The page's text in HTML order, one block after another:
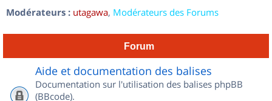
Modérateurs : utagawa, Modérateurs des Forums
Forum
Aide et documentation des balises
Documentation sur l'utilisation des balises phpBB
(BBcode).